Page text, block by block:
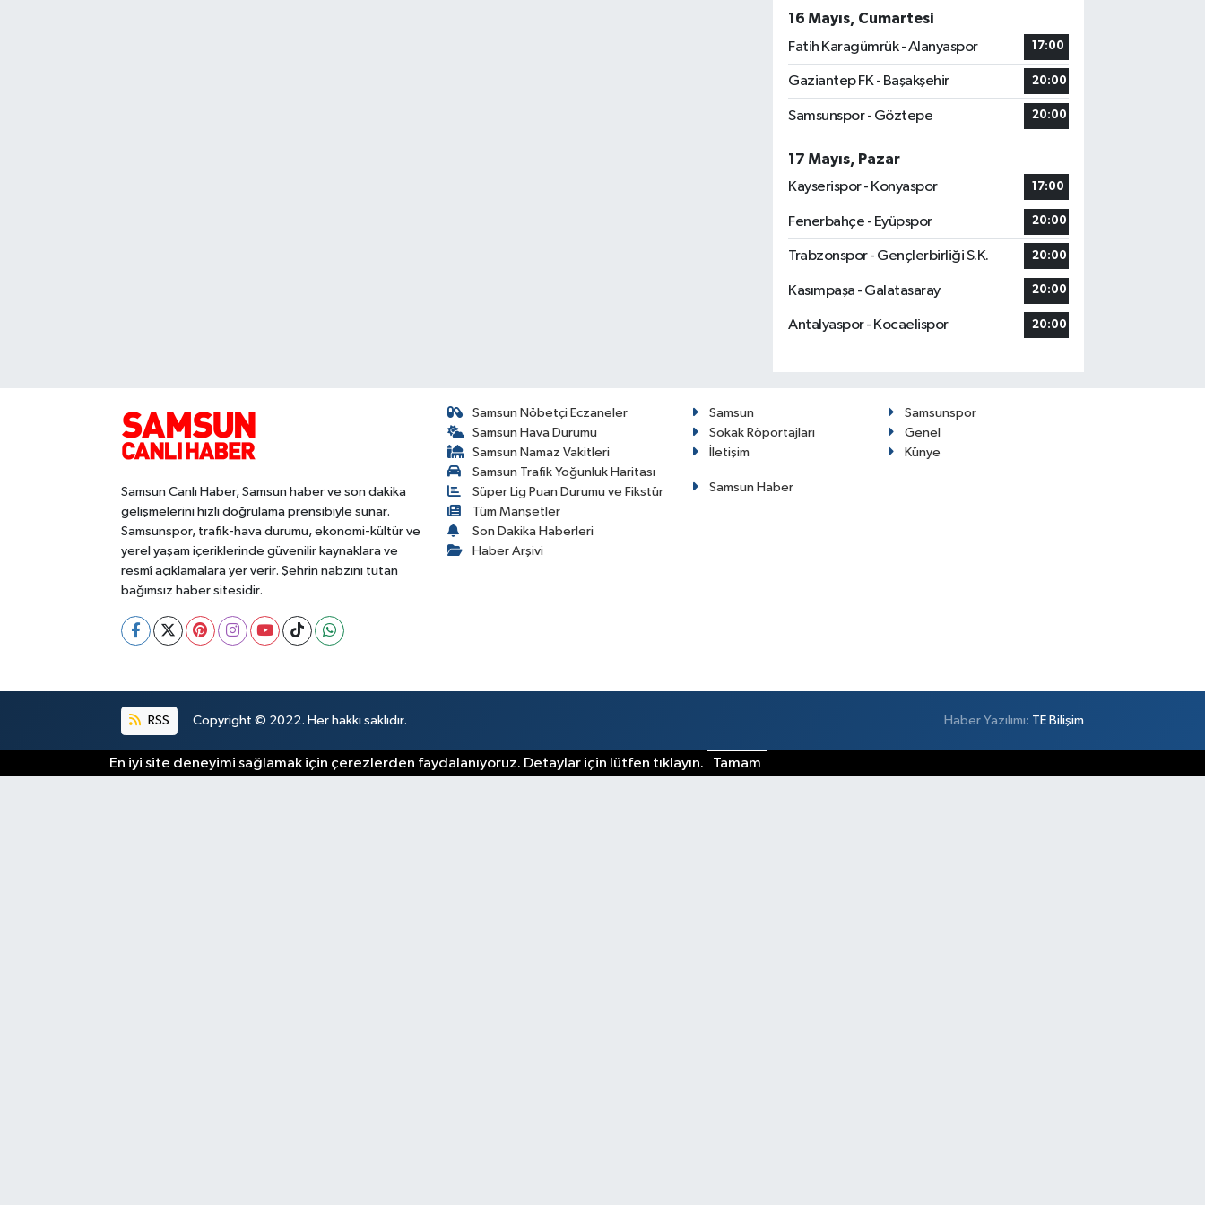
16 Mayıs, Cumartesi
Fatih Karagümrük - Alanyaspor
17:00
Gaziantep FK - Başakşehir 20:00
Samsunspor - Göztepe 20:00
17 Mayıs, Pazar
Kayserispor - Konyaspor
17:00
Fenerbahçe - Eyüpspor 20:00
Trabzonspor - Gençlerbirliği S.K. 20:00
Kasımpaşa - Galatasaray 20:00
Antalyaspor - Kocaelispor 20:00
Samsun Canlı Haber, Samsun haber ve son dakika
gelişmelerini hızlı doğrulama prensibiyle sunar.
Samsunspor, trafik-hava durumu, ekonomi-kültür ve
yerel yaşam içeriklerinde güvenilir kaynaklara ve
resmî açıklamalara yer verir. Şehrin nabzını tutan
bağımsız haber sitesidir.
Samsun Nöbetçi Eczaneler
Samsun Hava Durumu
Samsun Namaz Vakitleri
Samsun Trafik Yoğunluk Haritası
Süper Lig Puan Durumu ve Fikstür
Tüm Manşetler
Son Dakika Haberleri
Haber Arşivi
Samsun
Samsunspor
Sokak Röportajları
Genel
İletişim
Künye
Samsun Haber
RSS Copyright © 2022. Her hakkı saklıdır. Haber Yazılımı: TE Bilişim
En iyi site deneyimi sağlamak için çerezlerden faydalanıyoruz. Detaylar için lütfen tıklayın. Tamam